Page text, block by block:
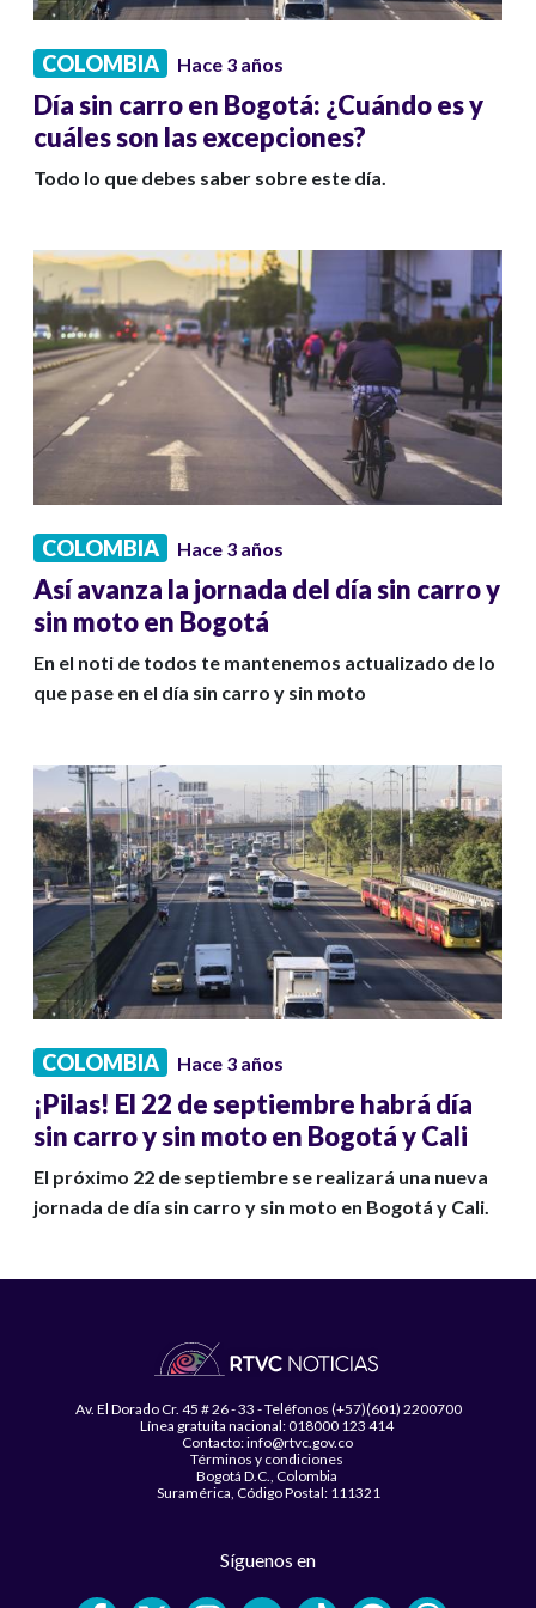
COLOMBIA Hace 3 años
Día sin carro en Bogotá: ¿Cuándo es y
cuáles son las excepciones?
Todo lo que debes saber sobre este día.
COLOMBIA Hace 3 años
Así avanza la jornada del día sin carro y
sin moto en Bogotá
En el noti de todos te mantenemos actualizado de lo
que pase en el día sin carro y sin moto
COLOMBIA Hace 3 años
¡Pilas! El 22 de septiembre habrá día
sin carro y sin moto en Bogotá y Cali
El próximo 22 de septiembre se realizará una nueva
jornada de día sin carro y sin moto en Bogotá y Cali.
Av. El Dorado Cr. 45 # 26 - 33 - Teléfonos (+57)(601) 2200700
Línea gratuita nacional: 018000 123 414
Contacto: info@rtvc.gov.co
Términos y condiciones
Bogotá D.C., Colombia
Suramérica, Código Postal: 111321
Síguenos en